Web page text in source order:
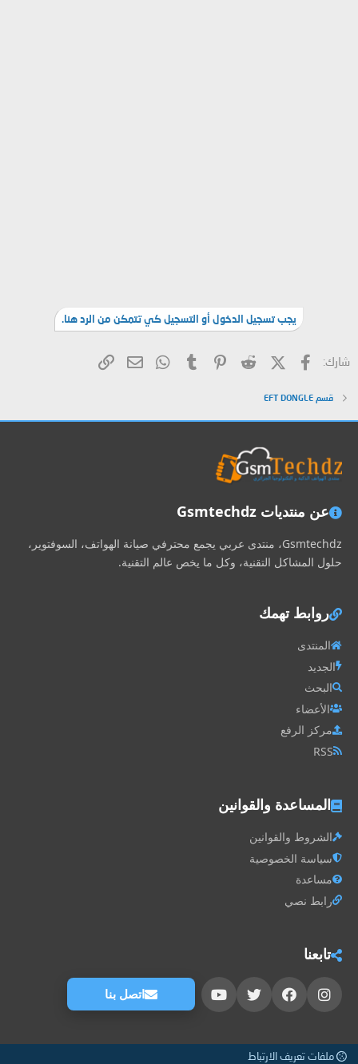
يجب تسجيل الدخول أو التسجيل كي تتمكن من الرد هنا.
شارك: فيسبوكX (Twitter)
Reddit
Pinterest
Tumblr
WhatsAppالبريد الإلكتروني
قسم EFT DONGLE
عن منتديات Gsmtechdz
Gsmtechdz، منتدى عربي يجمع محترفي صيانة الهواتف، السوفتوير،
حلول المشاكل التقنية، وكل ما يخص عالم التقنية.
روابط تهمك
المنتدى
الجديد
البحث
الأعضاء
مركز الرفع
RSS
المساعدة والقوانين
الشروط والقوانين
سياسة الخصوصية
مساعدة
رابط نصي
تابعنا
اتصل بنا
ملفات تعريف الارتباط